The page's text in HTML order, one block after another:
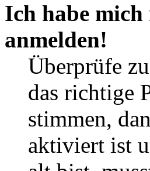
Ich habe
anmelden!
Überprüfe
das richtige
stimmen,
aktiviert ist